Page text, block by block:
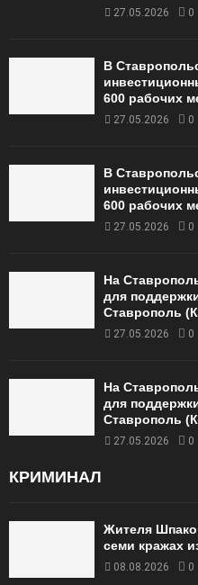
27.05.2026 0
В
600 рабочих
27.05.2026 0
В
600 рабочих
27.05.2026 0
На
для
Ставрополь
27.05.2026 0
На
для
Ставрополь
27.05.2026 0
КРИМИНАЛ
Жителя
семи кражах
08.08.2026 0